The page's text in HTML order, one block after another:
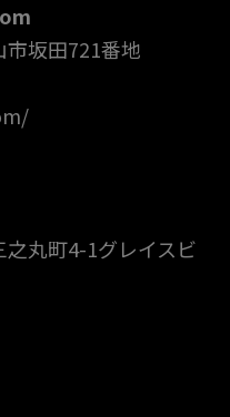
市坂田721番地
丸町4-1グレイスビ